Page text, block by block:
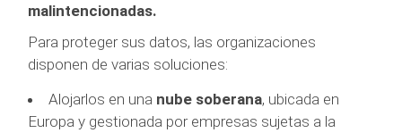
malintencionadas.
Para proteger sus datos, las organizaciones
disponen de varias soluciones:
Alojarlos en una nube soberana, ubicada en
Europa y gestionada por empresas sujetas a la